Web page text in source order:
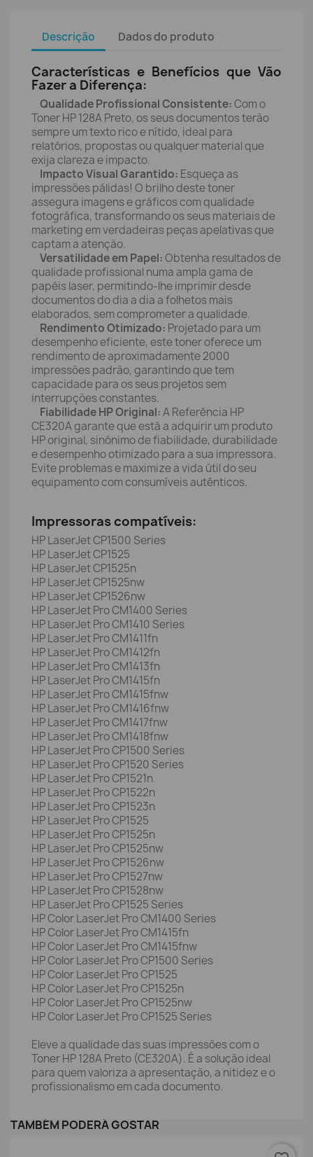
Descrição Dados do produto
Características e Benefícios que Vão
Fazer a Diferença:
Qualidade Profissional Consistente:Com o
Toner HP 128A Preto, os seus documentos terão
sempre um texto rico e nítido, ideal para
relatórios, propostas ou qualquer material que
exija clareza e impacto.
Impacto Visual Garantido: Esqueça as
impressões pálidas! O brilho deste toner
assegura imagens e gráficos com qualidade
fotográfica, transformando os seus materiais de
marketing em verdadeiras peças apelativas que
captam a atenção.
Versatilidade em Papel:Obtenha resultados de
qualidade profissional numa ampla gama de
papéis laser, permitindo-lhe imprimir desde
documentos do dia a dia a folhetos mais
elaborados, sem comprometer a qualidade.
Rendimento Otimizado: Projetado para um
desempenho eficiente, este toner oferece um
rendimento de aproximadamente 2000
impressões padrão, garantindo que tem
capacidade para os seus projetos sem
interrupções constantes.
Fiabilidade HP Original:A Referência HP
CE320A garante que está a adquirir um produto
HP original, sinónimo de fiabilidade, durabilidade
e desempenho otimizado para a sua impressora.
Evite problemas e maximize a vida útil do seu
equipamento com consumíveis autênticos.
Impressoras compatíveis:
HP LaserJet CP1500 Series
HP LaserJet CP1525
HP LaserJet CP1525n
HP LaserJet CP1525nw
HP LaserJet CP1526nw
HP LaserJet Pro CM1400 Series
HP LaserJet Pro CM1410 Series
HP LaserJet Pro CM1411fn
HP LaserJet Pro CM1412fn
HP LaserJet Pro CM1413fn
HP LaserJet Pro CM1415fn
HP LaserJet Pro CM1415fnw
HP LaserJet Pro CM1416fnw
HP LaserJet Pro CM1417fnw
HP LaserJet Pro CM1418fnw
HP LaserJet Pro CP1500 Series
HP LaserJet Pro CP1520 Series
HP LaserJet Pro CP1521n
HP LaserJet Pro CP1522n
HP LaserJet Pro CP1523n
HP LaserJet Pro CP1525
HP LaserJet Pro CP1525n
HP LaserJet Pro CP1525nw
HP LaserJet Pro CP1526nw
HP LaserJet Pro CP1527nw
HP LaserJet Pro CP1528nw
HP LaserJet Pro CP1525 Series
HP Color LaserJet Pro CM1400 Series
HP Color LaserJet Pro CM1415fn
HP Color LaserJet Pro CM1415fnw
HP Color LaserJet Pro CP1500 Series
HP Color LaserJet Pro CP1525
HP Color LaserJet Pro CP1525n
HP Color LaserJet Pro CP1525nw
HP Color LaserJet Pro CP1525 Series
Eleve a qualidade das suas impressões com o
Toner HP 128A Preto (CE320A). É a solução ideal
para quem valoriza a apresentação, a nitidez e o
profissionalismo em cada documento.
TAMBÉM PODERÁ GOSTAR